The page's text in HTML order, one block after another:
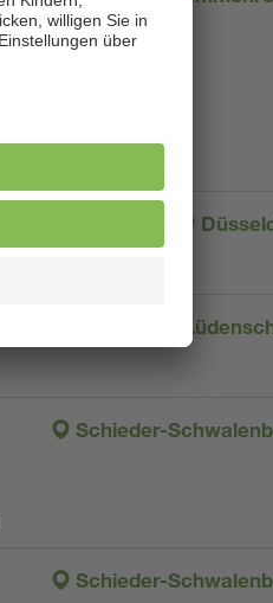
Schieder-
Schieder-